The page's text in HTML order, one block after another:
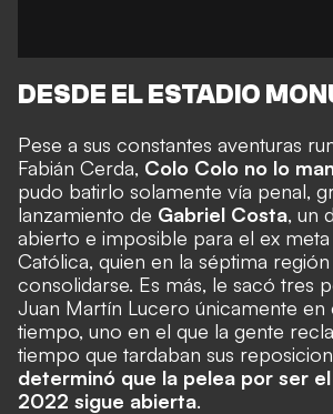
DESDE EL ESTADIO
Pese a sus constantes aventuras
Fabián Cerda, Colo Colo no lo
pudo batirlo solamente vía penal,
lanzamiento de Gabriel Costa, un
abierto e imposible para el ex meta
Católica, quien en la séptima
consolidarse. Es más, le sacó tres
Juan Martín Lucero únicamente
tiempo, uno en el que la gente
tiempo que tardaban sus
determinó que la pelea por ser
2022 sigue abierta.